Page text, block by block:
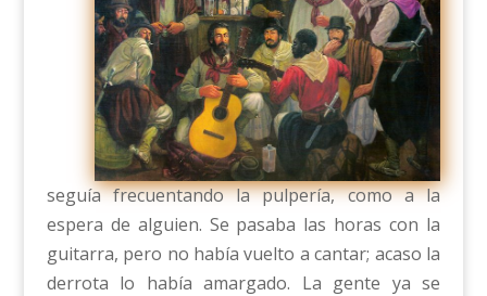
seguía frecuentando la pulpería, como a la
espera de alguien. Se pasaba las horas con la
guitarra, pero no había vuelto a cantar; acaso la
derrota lo había amargado. La gente ya se